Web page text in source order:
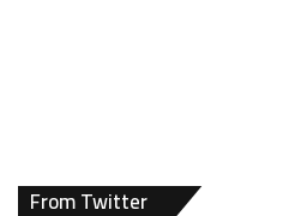
From Twitter